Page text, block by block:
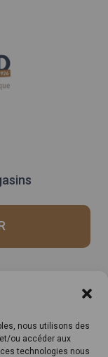
nous utilisons des
ou accéder aux
technologies nous
vous à notre